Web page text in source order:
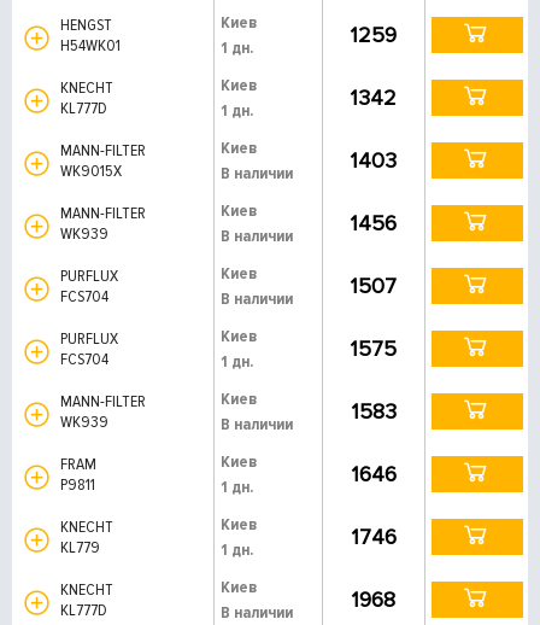
HENGST
H54WK01
Киев
1 дн.
1259
KNECHT
KL777D
Киев
1 дн.
1342
MANN-FILTER
WK9015X
Киев
В наличии
1403
MANN-FILTER
WK939
Киев
В наличии
1456
PURFLUX
FCS704
Киев
В наличии
1507
PURFLUX
FCS704
Киев
1 дн.
1575
MANN-FILTER
WK939
Киев
В наличии
1583
FRAM
P9811
Киев
1 дн.
1646
KNECHT
KL779
Киев
1 дн.
1746
KNECHT
KL777D
Киев
В наличии
1968